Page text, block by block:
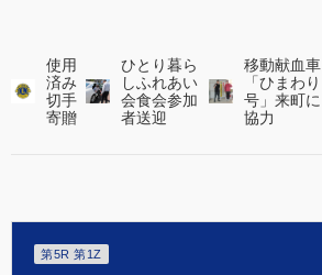
る
す
る
使用
済み
切手
寄贈
ひとり暮ら
しふれあい
会食会参加
者送迎
移動献血車
「ひまわり
号」来町に
協力
第5R 第1Z